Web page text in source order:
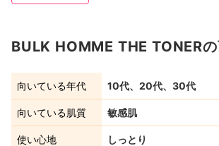
BULK HOMME THE TONER
向いている年代 10代、20代、30代
向いている肌質 敏感肌
使い心地 しっとり